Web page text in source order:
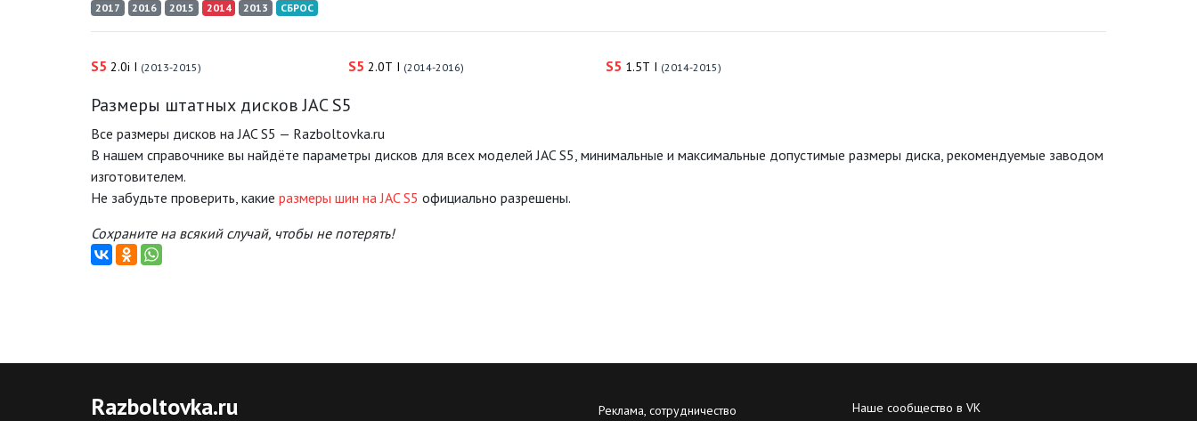
2017 2016 2015 2014 2013 СБРОС
S5 2.0i I (2013-2015) S5 2.0T I (2014-2016) S5 1.5T I (2014-2015)
Размеры штатных дисков JAC S5
Все размеры дисков на JAC S5 — Razboltovka.ru
В нашем справочнике вы найдёте параметры дисков для всех моделей JAC S5, минимальные и максимальные допустимые размеры диска, рекомендуемые заводом
изготовителем.
Не забудьте проверить, какие размеры шин на JAC S5 официально разрешены.
Сохраните на всякий случай, чтобы не потерять!
Razboltovka.ru Реклама, сотрудничество Наше сообщество в VK